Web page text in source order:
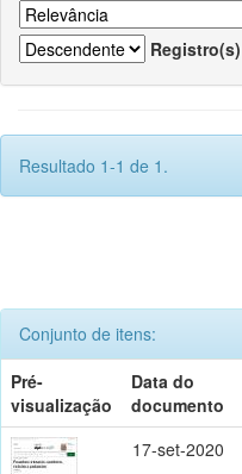
Registro(s)
Resultado 1-1 de 1.
Conjunto de itens:
Pré-
visualização
Data do
documento
17-set-2020